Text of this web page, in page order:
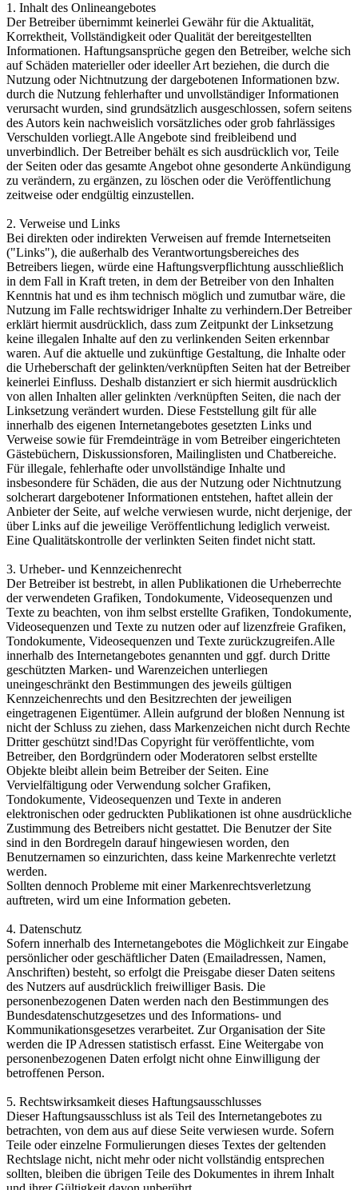
1. Inhalt des Onlineangebotes
Der Betreiber übernimmt keinerlei Gewähr für die Aktualität,
Korrektheit, Vollständigkeit oder Qualität der bereitgestellten
Informationen. Haftungsansprüche gegen den Betreiber, welche sich
auf Schäden materieller oder ideeller Art beziehen, die durch die
Nutzung oder Nichtnutzung der dargebotenen Informationen bzw.
durch die Nutzung fehlerhafter und unvollständiger Informationen
verursacht wurden, sind grundsätzlich ausgeschlossen, sofern seitens
des Autors kein nachweislich vorsätzliches oder grob fahrlässiges
Verschulden vorliegt.Alle Angebote sind freibleibend und
unverbindlich. Der Betreiber behält es sich ausdrücklich vor, Teile
der Seiten oder das gesamte Angebot ohne gesonderte Ankündigung
zu verändern, zu ergänzen, zu löschen oder die Veröffentlichung
zeitweise oder endgültig einzustellen.
2. Verweise und Links
Bei direkten oder indirekten Verweisen auf fremde Internetseiten
("Links"), die außerhalb des Verantwortungsbereiches des
Betreibers liegen, würde eine Haftungsverpflichtung ausschließlich
in dem Fall in Kraft treten, in dem der Betreiber von den Inhalten
Kenntnis hat und es ihm technisch möglich und zumutbar wäre, die
Nutzung im Falle rechtswidriger Inhalte zu verhindern.Der Betreiber
erklärt hiermit ausdrücklich, dass zum Zeitpunkt der Linksetzung
keine illegalen Inhalte auf den zu verlinkenden Seiten erkennbar
waren. Auf die aktuelle und zukünftige Gestaltung, die Inhalte oder
die Urheberschaft der gelinkten/verknüpften Seiten hat der Betreiber
keinerlei Einfluss. Deshalb distanziert er sich hiermit ausdrücklich
von allen Inhalten aller gelinkten /verknüpften Seiten, die nach der
Linksetzung verändert wurden. Diese Feststellung gilt für alle
innerhalb des eigenen Internetangebotes gesetzten Links und
Verweise sowie für Fremdeinträge in vom Betreiber eingerichteten
Gästebüchern, Diskussionsforen, Mailinglisten und Chatbereiche.
Für illegale, fehlerhafte oder unvollständige Inhalte und
insbesondere für Schäden, die aus der Nutzung oder Nichtnutzung
solcherart dargebotener Informationen entstehen, haftet allein der
Anbieter der Seite, auf welche verwiesen wurde, nicht derjenige, der
über Links auf die jeweilige Veröffentlichung lediglich verweist.
Eine Qualitätskontrolle der verlinkten Seiten findet nicht statt.
3. Urheber- und Kennzeichenrecht
Der Betreiber ist bestrebt, in allen Publikationen die Urheberrechte
der verwendeten Grafiken, Tondokumente, Videosequenzen und
Texte zu beachten, von ihm selbst erstellte Grafiken, Tondokumente,
Videosequenzen und Texte zu nutzen oder auf lizenzfreie Grafiken,
Tondokumente, Videosequenzen und Texte zurückzugreifen.Alle
innerhalb des Internetangebotes genannten und ggf. durch Dritte
geschützten Marken- und Warenzeichen unterliegen
uneingeschränkt den Bestimmungen des jeweils gültigen
Kennzeichenrechts und den Besitzrechten der jeweiligen
eingetragenen Eigentümer. Allein aufgrund der bloßen Nennung ist
nicht der Schluss zu ziehen, dass Markenzeichen nicht durch Rechte
Dritter geschützt sind!Das Copyright für veröffentlichte, vom
Betreiber, den Bordgründern oder Moderatoren selbst erstellte
Objekte bleibt allein beim Betreiber der Seiten. Eine
Vervielfältigung oder Verwendung solcher Grafiken,
Tondokumente, Videosequenzen und Texte in anderen
elektronischen oder gedruckten Publikationen ist ohne ausdrückliche
Zustimmung des Betreibers nicht gestattet. Die Benutzer der Site
sind in den Bordregeln darauf hingewiesen worden, den
Benutzernamen so einzurichten, dass keine Markenrechte verletzt
werden.
Sollten dennoch Probleme mit einer Markenrechtsverletzung
auftreten, wird um eine Information gebeten.
4. Datenschutz
Sofern innerhalb des Internetangebotes die Möglichkeit zur Eingabe
persönlicher oder geschäftlicher Daten (Emailadressen, Namen,
Anschriften) besteht, so erfolgt die Preisgabe dieser Daten seitens
des Nutzers auf ausdrücklich freiwilliger Basis. Die
personenbezogenen Daten werden nach den Bestimmungen des
Bundesdatenschutzgesetzes und des Informations- und
Kommunikationsgesetzes verarbeitet. Zur Organisation der Site
werden die IP Adressen statistisch erfasst. Eine Weitergabe von
personenbezogenen Daten erfolgt nicht ohne Einwilligung der
betroffenen Person.
5. Rechtswirksamkeit dieses Haftungsausschlusses
Dieser Haftungsausschluss ist als Teil des Internetangebotes zu
betrachten, von dem aus auf diese Seite verwiesen wurde. Sofern
Teile oder einzelne Formulierungen dieses Textes der geltenden
Rechtslage nicht, nicht mehr oder nicht vollständig entsprechen
sollten, bleiben die übrigen Teile des Dokumentes in ihrem Inhalt